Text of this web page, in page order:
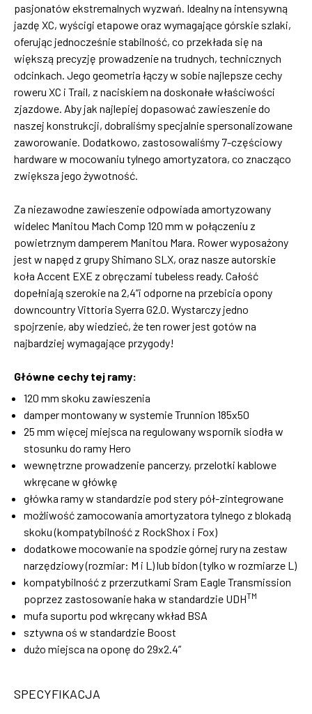
pasjonatów ekstremalnych wyzwań. Idealny na intensywną
jazdę XC, wyścigi etapowe oraz wymagające górskie szlaki,
oferując jednocześnie stabilność, co przekłada się na
większą precyzję prowadzenie na trudnych, technicznych
odcinkach. Jego geometria łączy w sobie najlepsze cechy
roweru XC i Trail, z naciskiem na doskonałe właściwości
zjazdowe. Aby jak najlepiej dopasować zawieszenie do
naszej konstrukcji, dobraliśmy specjalnie spersonalizowane
zaworowanie. Dodatkowo, zastosowaliśmy 7-częściowy
hardware w mocowaniu tylnego amortyzatora, co znacząco
zwiększa jego żywotność.
Za niezawodne zawieszenie odpowiada amortyzowany
widelec Manitou Mach Comp 120 mm w połączeniu z
powietrznym damperem Manitou Mara. Rower wyposażony
jest w napęd z grupy Shimano SLX, oraz nasze autorskie
koła Accent EXE z obręczami tubeless ready. Całość
dopełniają szerokie na 2,4”i odporne na przebicia opony
downcountry Vittoria Syerra G2.0. Wystarczy jedno
spojrzenie, aby wiedzieć, że ten rower jest gotów na
najbardziej wymagające przygody!
Główne cechy tej ramy:
120 mm skoku zawieszenia
damper montowany w systemie Trunnion 185x50
25 mm więcej miejsca na regulowany wspornik siodła w
stosunku do ramy Hero
wewnętrzne prowadzenie pancerzy, przelotki kablowe
wkręcane w główkę
główka ramy w standardzie pod stery pół-zintegrowane
możliwość zamocowania amortyzatora tylnego z blokadą
skoku (kompatybilność z RockShox i Fox)
dodatkowe mocowanie na spodzie górnej rury na zestaw
narzędziowy (rozmiar: M i L) lub bidon (tylko w rozmiarze L)
kompatybilność z przerzutkami Sram Eagle Transmission
poprzez zastosowanie haka w standardzie UDHTM
mufa suportu pod wkręcany wkład BSA
sztywna oś w standardzie Boost
dużo miejsca na oponę do 29x2.4”
SPECYFIKACJA